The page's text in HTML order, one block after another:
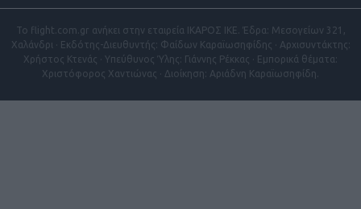
Το flight.com.gr ανήκει στην εταιρεία ΙΚΑΡΟΣ ΙΚΕ. Έδρα: Μεσογείων 321,
Χαλάνδρι · Εκδότης-Διευθυντής: Φαίδων Καραϊωσηφίδης · Αρχισυντάκτης:
Χρήστος Κτενάς · Υπεύθυνος Ύλης: Γιάννης Ρέκκας · Εμπορικά θέματα:
Χριστόφορος Χαντιώνας · Διοίκηση: Αριάδνη Καραϊωσηφίδη.